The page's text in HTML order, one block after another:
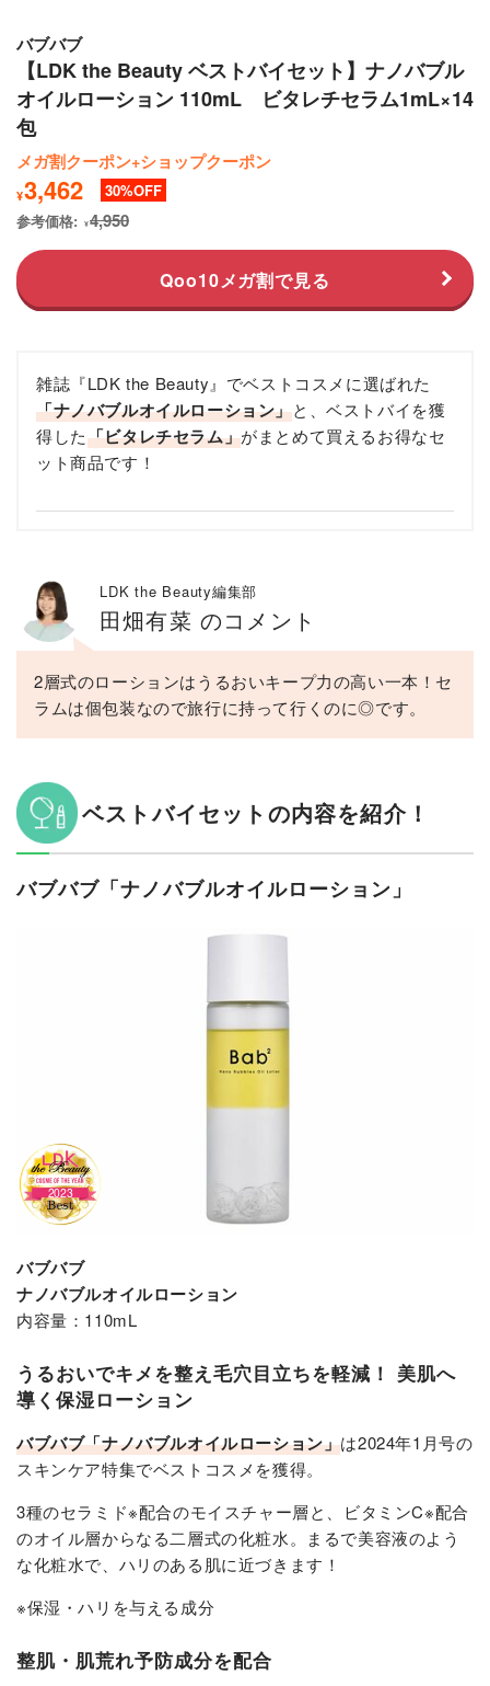
バブバブ
【LDK the Beauty ベストバイセット】ナノバブル
オイルローション 110mL ビタレチセラム1mL×14
包
メガ割クーポン+ショップクーポン
¥3,462
30
参考価格:
¥4,950
Qoo10メガ割で見る
雑誌『LDK the Beauty』でベストコスメに選ばれた
「ナノバブルオイルローション」と、ベストバイを獲
得した「ビタレチセラム」がまとめて買えるお得なセ
ット商品です！
LDK the Beauty編集部
田畑有菜 のコメント
2層式のローションはうるおいキープ力の高い一本！セ
ラムは個包装なので旅行に持って行くのに◎です。
ベストバイセットの内容を紹介！
バブバブ「ナノバブルオイルローション」
バブバブ
ナノバブルオイルローション
内容量：110mL
うるおいでキメを整え毛穴目立ちを軽減！ 美肌へ
導く保湿ローション
バブバブ「ナノバブルオイルローション」は2024年1月号の
スキンケア特集でベストコスメを獲得。
3種のセラミド※配合のモイスチャー層と、ビタミンC※配合
のオイル層からなる二層式の化粧水。まるで美容液のよう
な化粧水で、ハリのある肌に近づきます！
※保湿・ハリを与える成分
整肌・肌荒れ予防成分を配合